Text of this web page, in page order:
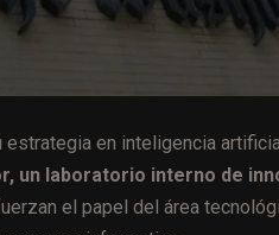
en inteligencia
un laboratorio interno de
el papel del área